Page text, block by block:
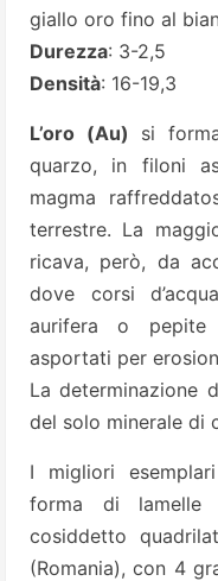
giallo oro fino al
Durezza: 3-2,5
Densità: 16-19,3
L’oro (Au) si
quarzo, in filoni
magma
terrestre. La
ricava, però, da
dove corsi
aurifera o pepite
asportati per
La determinazione
del solo minerale di
I migliori
forma di lamelle
cosiddetto
(Romania), con 4